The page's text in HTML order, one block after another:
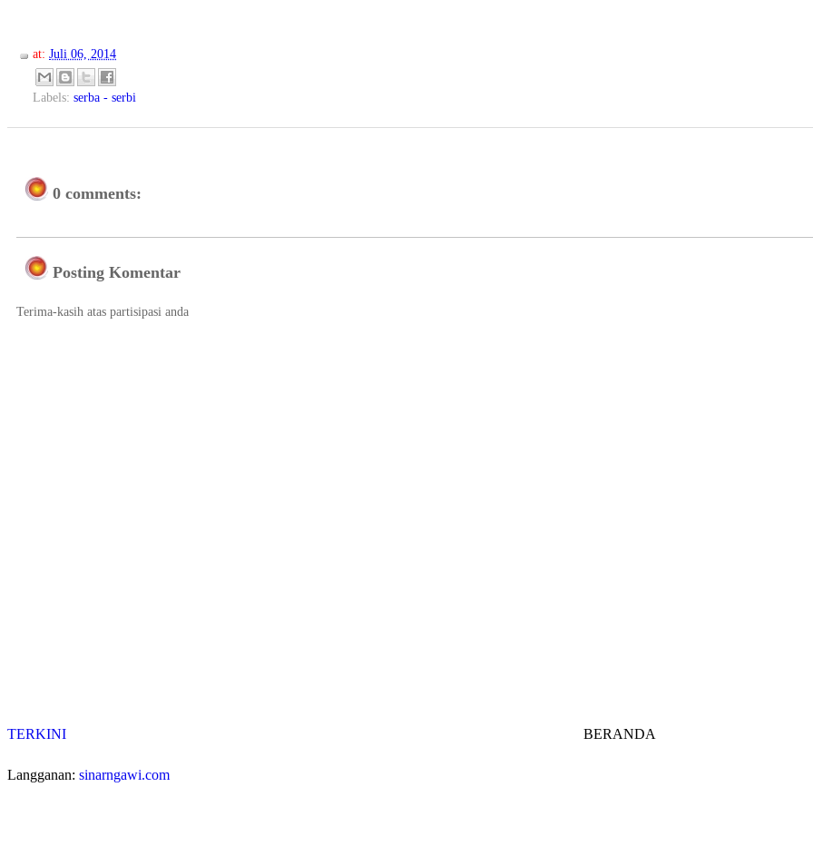
at: Juli 06, 2014
Labels: serba - serbi
0 comments:
Posting Komentar
Terima-kasih atas partisipasi anda
TERKINI BERANDA
Langganan: sinarngawi.com